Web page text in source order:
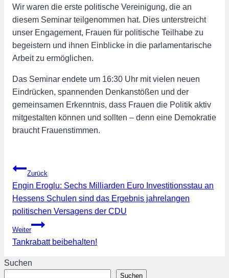
Wir waren die erste politische Vereinigung, die an
diesem Seminar teilgenommen hat. Dies unterstreicht
unser Engagement, Frauen für politische Teilhabe zu
begeistern und ihnen Einblicke in die parlamentarische
Arbeit zu ermöglichen.
Das Seminar endete um 16:30 Uhr mit vielen neuen
Eindrücken, spannenden Denkanstößen und der
gemeinsamen Erkenntnis, dass Frauen die Politik aktiv
mitgestalten können und sollten – denn eine Demokratie
braucht Frauenstimmen.
Beitragsnavigation
Zurück
Engin Eroglu: Sechs Milliarden Euro Investitionsstau an
Hessens Schulen sind das Ergebnis jahrelangen
politischen Versagens der CDU
Weiter
Tankrabatt beibehalten!
Suchen
Suchen